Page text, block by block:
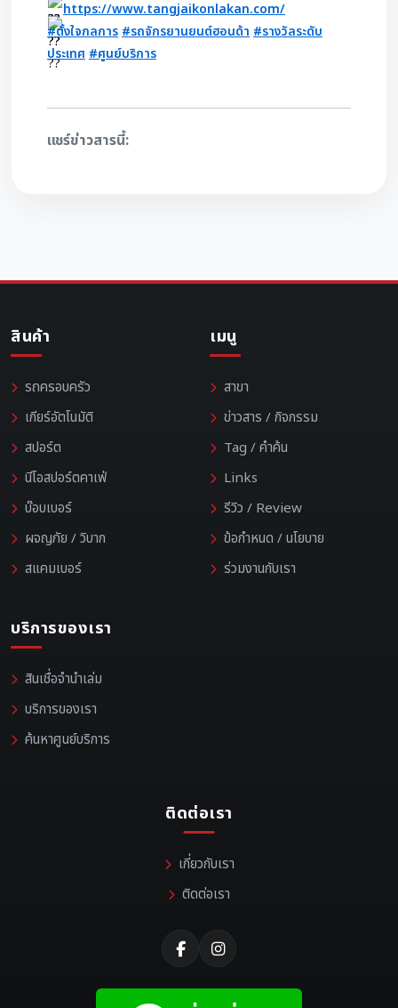
https://www.tangjaikonlakan.com/
#ตั้งใจกลการ #รถจักรยานยนต์ฮอนด้า #รางวัลระดับ
ประเทศ #ศูนย์บริการ
แชร์ข่าวสารนี้:
สินค้า
รถครอบครัว
เกียร์อัตโนมัติ
สปอร์ต
นีโอสปอร์ตคาเฟ่
บ๊อบเบอร์
ผจญภัย / วิบาก
สแคมเบอร์
เมนู
สาขา
ข่าวสาร / กิจกรรม
Tag / คำค้น
Links
รีวิว / Review
ข้อกำหนด / นโยบาย
ร่วมงานกับเรา
บริการของเรา
สินเชื่อจำนำเล่ม
บริการของเรา
ค้นหาศูนย์บริการ
ติดต่อเรา
เกี่ยวกับเรา
ติดต่อเรา